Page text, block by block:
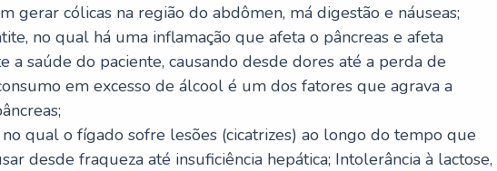
gerar cólicas na região do abdômen, má digestão e náuseas;
no qual há uma inflamação que afeta o pâncreas e afeta
a saúde do paciente, causando desde dores até a perda de
em excesso de álcool é um dos fatores que agrava a
no qual o fígado sofre lesões (cicatrizes) ao longo do tempo que
desde fraqueza até insuficiência hepática; Intolerância à lactose,